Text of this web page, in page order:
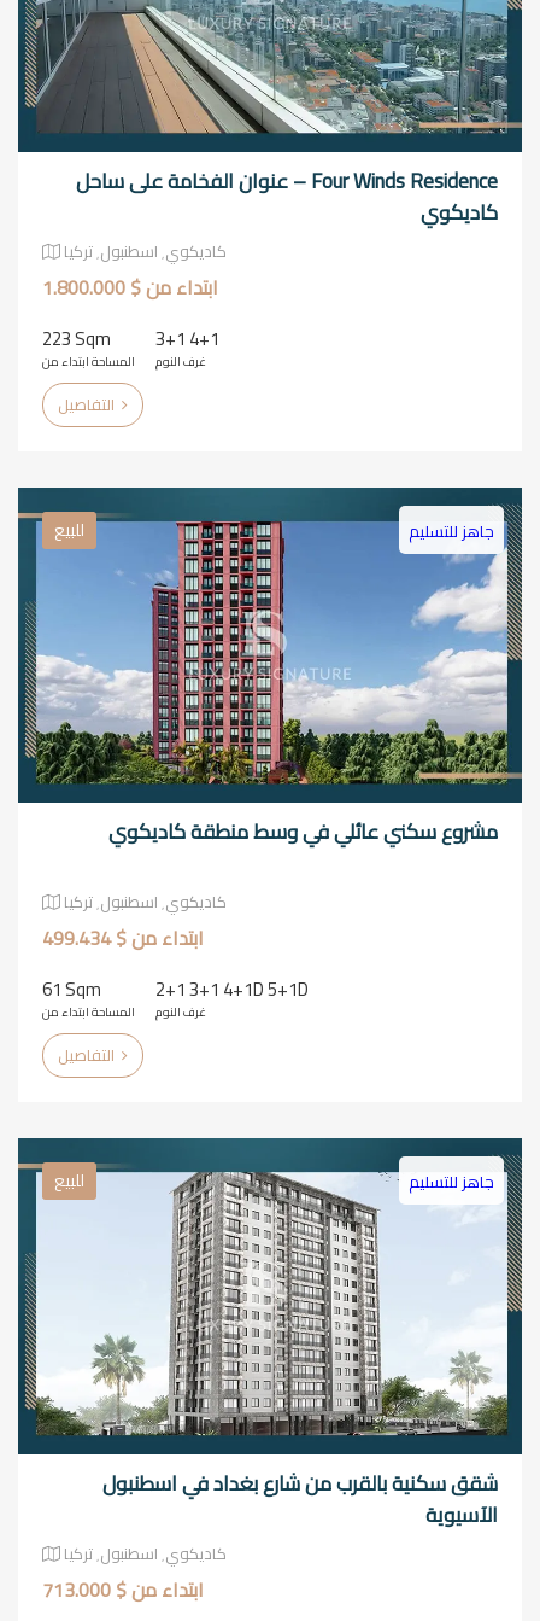
Four Winds Residence – عنوان الفخامة على ساحل
كاديكوي
كاديكوي٬ اسطنبول٬ تركيا
ابتداء من $ 1.800.000
223 Sqm
المساحة ابتداء من
3+1 4+1
غرف النوم
للبيع جاهز للتسليم
مشروع سكني عائلي في وسط منطقة كاديكوي
كاديكوي٬ اسطنبول٬ تركيا
ابتداء من $ 499.434
61 Sqm
المساحة ابتداء من
2+1 3+1 4+1D 5+1D
غرف النوم
للبيع جاهز للتسليم
شقق سكنية بالقرب من شارع بغداد في اسطنبول
الآسيوية
كاديكوي٬ اسطنبول٬ تركيا
ابتداء من $ 713.000